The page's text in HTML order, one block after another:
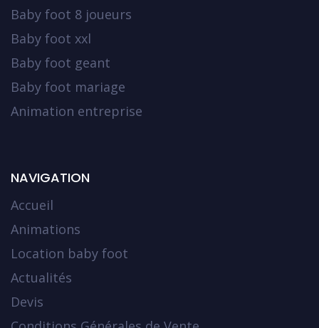
Baby foot 8 joueurs
Baby foot xxl
Baby foot geant
Baby foot mariage
Animation entreprise
NAVIGATION
Accueil
Animations
Location baby foot
Actualités
Devis